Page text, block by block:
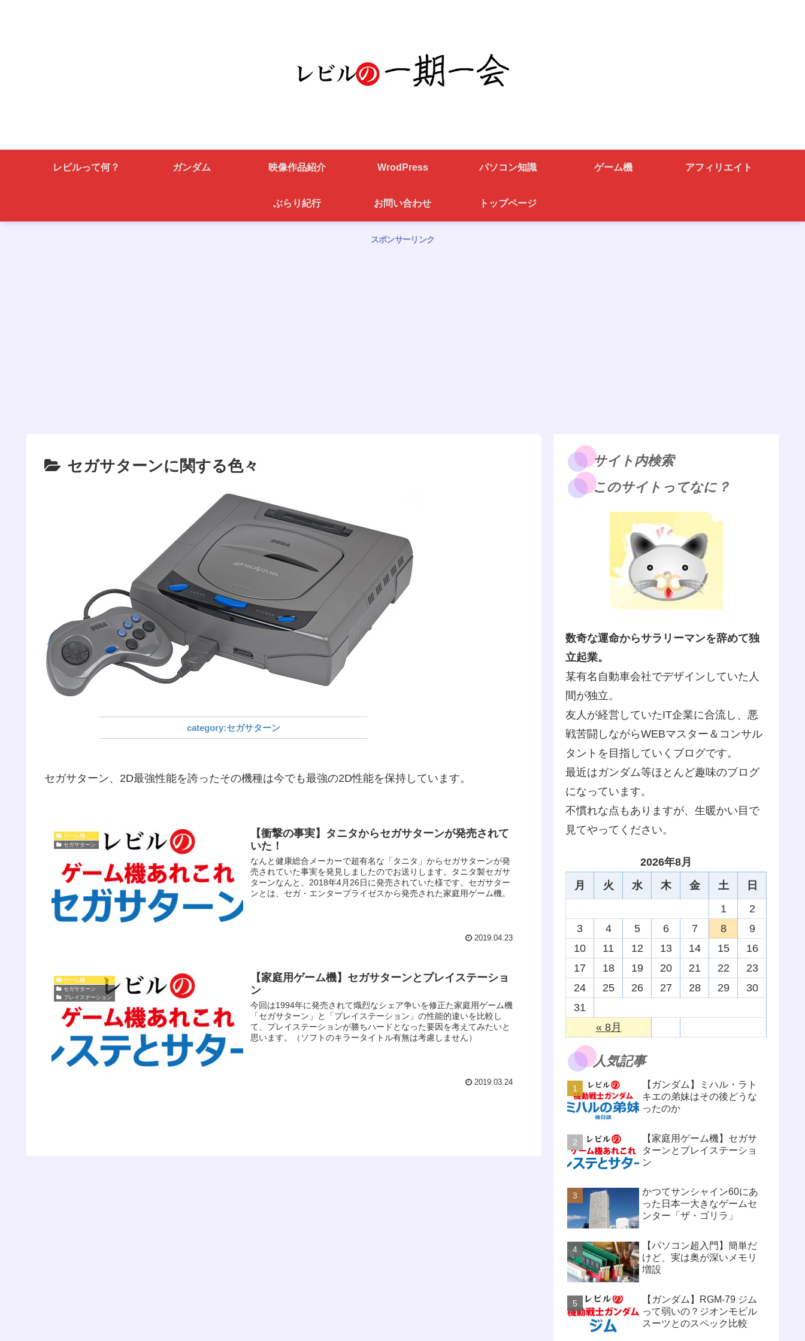
レビルって何？ ガンダム 映像作品紹介 WrodPress パソコン知識 ゲーム機 アフィリエイト
ぶらり紀行 お問い合わせ トップページ
スポンサーリンク
セガサターンに関する色々
セガサターン
セガサターン、2D最強性能を誇ったその機種は今でも最強の2D性能を保持しています。
ゲーム機
セガサターン
【衝撃の事実】タニタからセガサターンが発売されて
いた！
なんと健康総合メーカーで超有名な「タニタ」からセガサターンが発
売されていた事実を発見しましたのでお送りします。タニタ製セガサ
ターンなんと、2018年4月26日に発売されていた様です。セガサター
ンとは、セガ・エンタープライゼスから発売された家庭用ゲーム機。
2019.04.23
ゲーム機
セガサターン
プレイステーション
【家庭用ゲーム機】セガサターンとプレイステーショ
ン
今回は1994年に発売されて熾烈なシェア争いを修正た家庭用ゲーム機
「セガサターン」と「プレイステーション」の性能的違いを比較し
て、プレイステーションが勝ちハードとなった要因を考えてみたいと
思います。（ソフトのキラータイトル有無は考慮しません）
2019.03.24
サイト内検索
このサイトってなに？
数奇な運命からサラリーマンを辞めて独
立起業。
某有名自動車会社でデザインしていた人
間が独立。
友人が経営していたIT企業に合流し、悪
戦苦闘しながらWEBマスター＆コンサル
タントを目指していくブログです。
最近はガンダム等ほとんど趣味のブログ
になっています。
不慣れな点もありますが、生暖かい目で
見てやってください。
2026年8月
月
火 水 木 金 土 日
« 8月
1
2
3
4 5 6 7 8
9
10
11 12 13 14 15
16
17
18 19 20 21 22
23
24
25 26 27 28 29
30
31
人気記事
【ガンダム】ミハル・ラト
キエの弟妹はその後どうな
ったのか
【家庭用ゲーム機】セガサ
ターンとプレイステーショ
ン
かつてサンシャイン60にあ
った日本一大きなゲームセ
ンター「ザ・ゴリラ」
【パソコン超入門】簡単だ
けど、実は奥が深いメモリ
増設
【ガンダム】RGM-79 ジム
って弱いの？ジオンモビル
スーツとのスペック比較